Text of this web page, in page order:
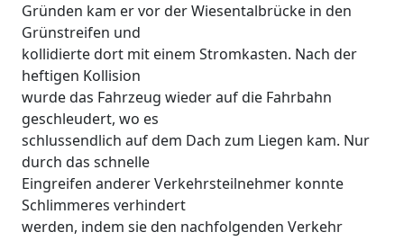
Gründen kam er vor der Wiesentalbrücke in den
Grünstreifen und
kollidierte dort mit einem Stromkasten. Nach der
heftigen Kollision
wurde das Fahrzeug wieder auf die Fahrbahn
geschleudert, wo es
schlussendlich auf dem Dach zum Liegen kam. Nur
durch das schnelle
Eingreifen anderer Verkehrsteilnehmer konnte
Schlimmeres verhindert
werden, indem sie den nachfolgenden Verkehr